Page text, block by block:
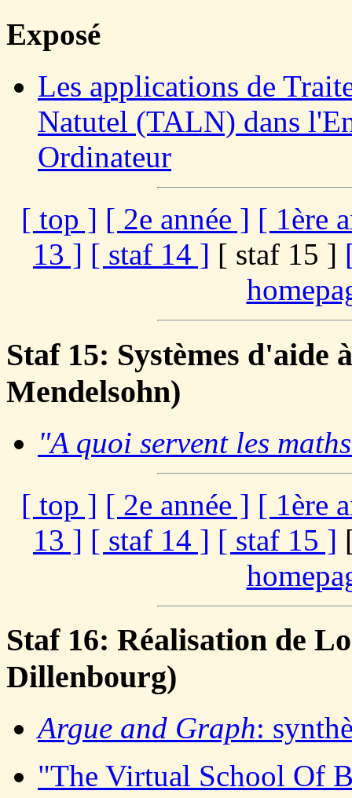
Exposé
Les applications de
Natutel (TALN) dans
Ordinateur
[ top ] [ 2e année ] [ 1ère
13 ] [ staf 14 ] [ staf 15 ]
Staf 15: Systèmes d'aide
Mendelsohn)
"A quoi servent les
[ top ] [ 2e année ] [ 1ère
13 ] [ staf 14 ] [ staf 15 ]
Staf 16: Réalisation de
Dillenbourg)
Argue and Graph:
"The Virtual School Of